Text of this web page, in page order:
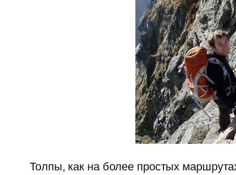
Толпы, как на более простых